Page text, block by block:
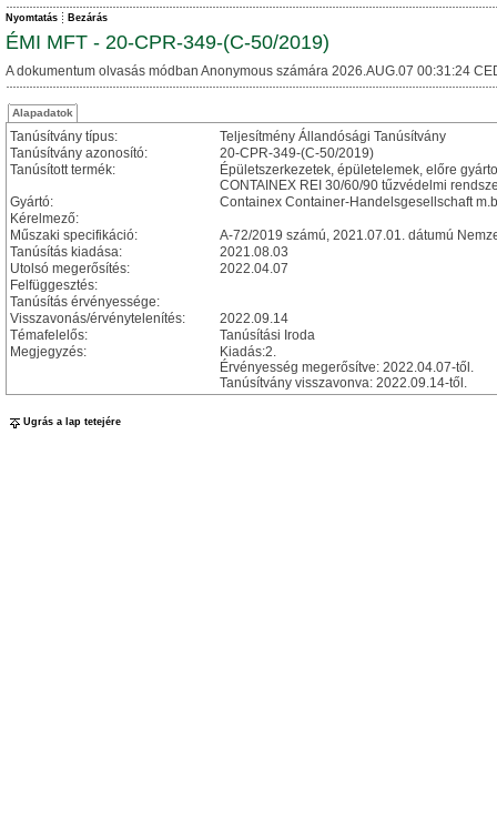
Nyomtatás Bezárás
ÉMI MFT - 20-CPR-349-(C-50/2019)
A dokumentum olvasás módban Anonymous számára 2026.AUG.07 00:31:24
Alapadatok
Tanúsítvány típus:
Teljesítmény Állandósági Tanúsítvány
Tanúsítvány azonosító:
20-CPR-349-(C-50/2019)
Tanúsított termék:
Épületszerkezetek, épületelemek, előre
CONTAINEX REI 30/60/90 tűzvédelmi
Gyártó:
Containex Container-Handelsgesellschaft
Kérelmező:
Műszaki specifikáció:
A-72/2019 számú, 2021.07.01. dátumú
Tanúsítás kiadása:
2021.08.03
Utolsó megerősítés:
2022.04.07
Felfüggesztés:
Tanúsítás érvényessége:
Visszavonás/érvénytelenítés:
2022.09.14
Témafelelős:
Tanúsítási Iroda
Megjegyzés:
Kiadás:2.
Érvényesség megerősítve: 2022.04.07-től.
Tanúsítvány visszavonva: 2022.09.14-től.
Ugrás a lap tetejére